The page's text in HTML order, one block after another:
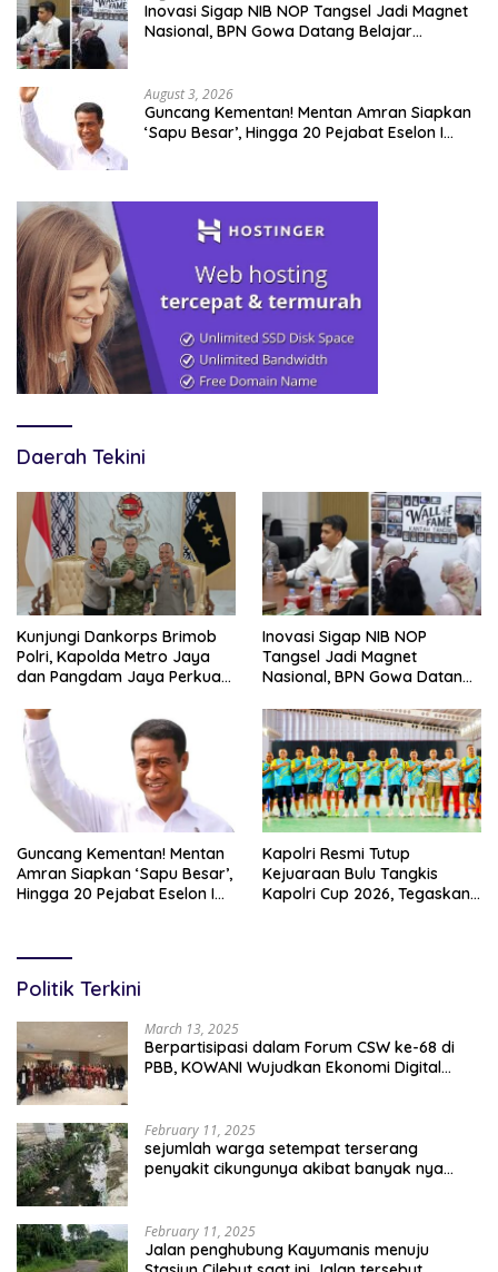
Inovasi Sigap NIB NOP Tangsel Jadi Magnet
Nasional, BPN Gowa Datang Belajar
August 3, 2026
Guncang Kementan! Mentan Amran Siapkan
‘Sapu Besar’, Hingga 20 Pejabat Eselon I
Daerah Tekini
Kunjungi Dankorps Brimob
Polri, Kapolda Metro Jaya
dan Pangdam Jaya Perkuat
Inovasi Sigap NIB NOP
Tangsel Jadi Magnet
Nasional, BPN Gowa Datang
Pertanahan
Guncang Kementan! Mentan
Amran Siapkan ‘Sapu Besar’,
Hingga 20 Pejabat Eselon I
Kapolri Resmi Tutup
Kejuaraan Bulu Tangkis
Kapolri Cup 2026, Tegaskan
Politik Terkini
March 13, 2025
Berpartisipasi dalam Forum CSW ke-68 di
PBB, KOWANI Wujudkan Ekonomi Digital
February 11, 2025
sejumlah warga setempat terserang
penyakit cikungunya akibat banyak nya
February 11, 2025
Jalan penghubung Kayumanis menuju